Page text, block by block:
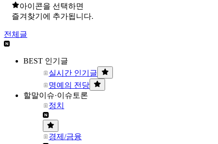
아이콘을 선택하면
즐겨찾기에 추가됩니다.
전체글
BEST 인기글
실시간 인기글
명예의 전당
할말이슈·이슈토론
정치
경제/금융